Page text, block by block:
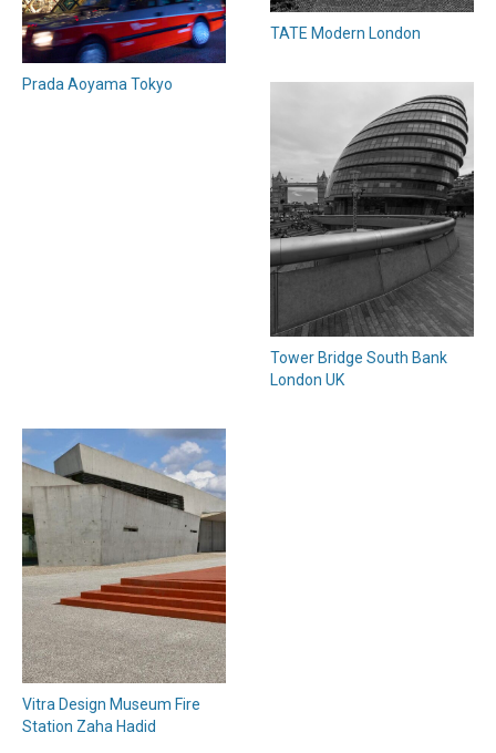
Prada Aoyama Tokyo
TATE Modern London
Tower Bridge South Bank
London UK
Vitra Design Museum Fire
Station Zaha Hadid